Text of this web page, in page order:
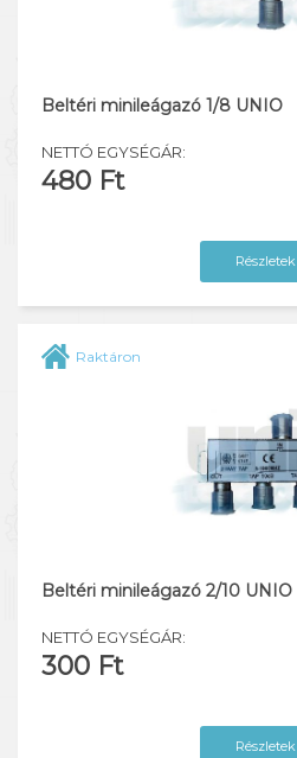
Beltéri minileágazó 1/8 UNIO
NETTÓ EGYSÉGÁR:
480 Ft
Részletek
Raktáron
Beltéri minileágazó 2/10 UNIO
NETTÓ EGYSÉGÁR:
300 Ft
Részletek